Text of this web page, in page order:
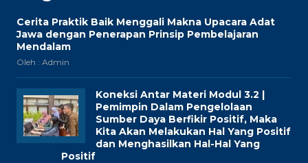
Cerita Praktik Baik Menggali Makna Upacara Adat
Jawa dengan Penerapan Prinsip Pembelajaran
Mendalam
Oleh : Admin
Koneksi Antar Materi Modul 3.2 |
Pemimpin Dalam Pengelolaan
Sumber Daya Berfikir Positif, Maka
Kita Akan Melakukan Hal Yang Positif
dan Menghasilkan Hal-Hal Yang
Positif